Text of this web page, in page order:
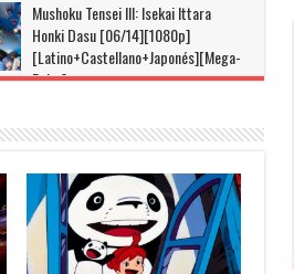
Mushoku Tensei III: Isekai Ittara
Honki Dasu [06/14][1080p]
[Latino+Castellano+Japonés][Mega-
Drive]